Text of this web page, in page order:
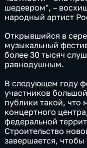
шедевром", –
народный артист
Открывшийся в
музыкальный
более 30 тысяч
равнодушным.
В следующем году
участников
публики такой, что
концертного
федеральной
Строительство
завершается,